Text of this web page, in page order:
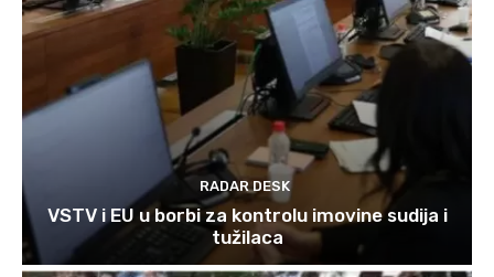
RADAR DESK
VSTV i EU u borbi za kontrolu imovine sudija i
tužilaca